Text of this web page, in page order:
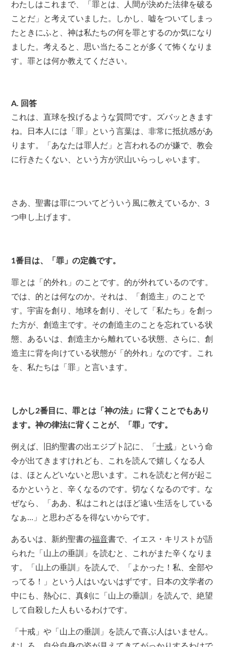
わたしはこれまで、「罪とは、人間が決めた法律を破る
ことだ」と考えていました。しかし、嘘をついてしまっ
たときにふと、神は私たちの何を罪とするのか気になり
ました。考えると、思い当たることが多くて怖くなりま
す。罪とは何か教えてください。
A. 回答
これは、直球を投げるような質問です。ズバッときます
ね。日本人には「罪」という言葉は、非常に抵抗感があ
ります。「あなたは罪人だ」と言われるのが嫌で、教会
に行きたくない、という方が沢山いらっしゃいます。
さあ、聖書は罪についてどういう風に教えているか、3
つ申し上げます。
1番目は、「罪」の定義です。
罪とは「的外れ」のことです。的が外れているのです。
では、的とは何なのか。それは、「創造主」のことで
す。宇宙を創り、地球を創り、そして「私たち」を創っ
た方が、創造主です。その創造主のことを忘れている状
態、あるいは、創造主から離れている状態、さらに、創
造主に背を向けている状態が「的外れ」なのです。これ
を、私たちは「罪」と言います。
しかし2番目に、罪とは「神の法」に背くことでもあり
ます。神の律法に背くことが、「罪」です。
例えば、旧約聖書の出エジプト記に、「十戒 」という命
令が出てきますけれども、これを読んで嬉しくなる人
は、ほとんどいないと思います。これを読むと何が起こ
るかというと、辛くなるのです。切なくなるのです。な
ぜなら、「ああ、私はこれとはほど遠い生活をしている
なぁ…」と思わざるを得ないからです。
あるいは、新約聖書の福音書で、イエス・キリストが語
られた「山上の垂訓」を読むと、これがまた辛くなりま
す。「山上の垂訓」を読んで、「よかった！私、全部や
ってる！」という人はいないはずです。日本の文学者の
中にも、熱心に、真剣に「山上の垂訓」を読んで、絶望
して自殺した人もいるわけです。
「十戒」や「山上の垂訓」を読んで喜ぶ人はいません。